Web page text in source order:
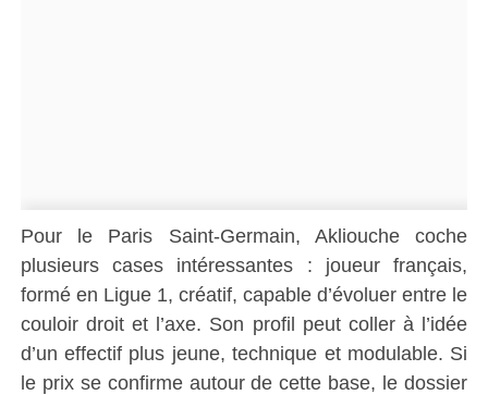
Pour le Paris Saint-Germain, Akliouche coche
plusieurs cases intéressantes : joueur français,
formé en Ligue 1, créatif, capable d’évoluer entre le
couloir droit et l’axe. Son profil peut coller à l’idée
d’un effectif plus jeune, technique et modulable. Si
le prix se confirme autour de cette base, le dossier